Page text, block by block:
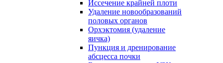
Иссечение крайней плоти
Удаление новообразований
половых органов
Орхэктомия (удаление
яичка)
Пункция и дренирование
абсцесса почки